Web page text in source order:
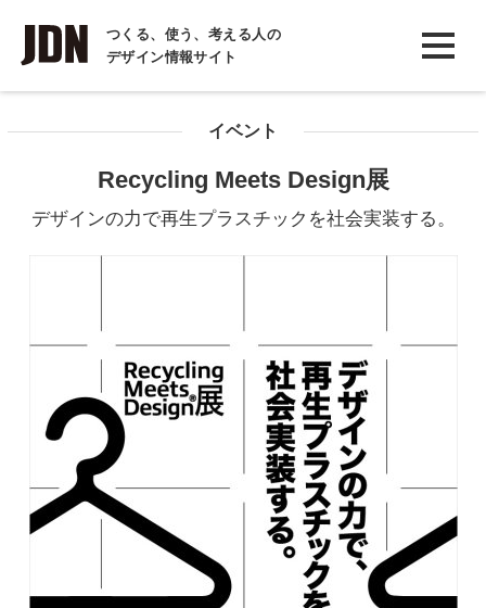
つくる、使う、考える人の
デザイン情報サイト
INTERVIEW
インタビュー
COLUMN
イベント
Recycling Meets Design展
デザインの力で再生プラスチックを社会実装する。